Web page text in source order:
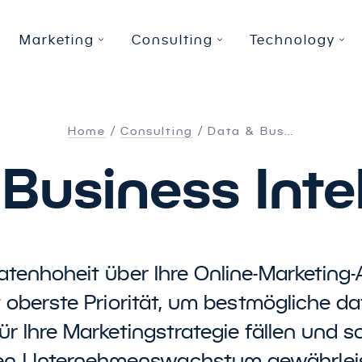
Marketing
Digital Advertising
SEA
Affiliate Marketing
Retail Marketing
Consulting
Data& Business Intelligence
Data Automation&Integration
Technology
Owned Media Solutions
Home Consulting Data & Bus…
über Ihre Online-
Priorität, um bestmögliche
Ihre Marketingstrategie fällen und